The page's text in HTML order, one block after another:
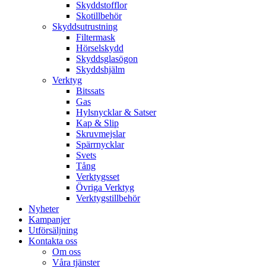
Skyddstofflor
Skotillbehör
Skyddsutrustning
Filtermask
Hörselskydd
Skyddsglasögon
Skyddshjälm
Verktyg
Bitssats
Gas
Hylsnycklar & Satser
Kap & Slip
Skruvmejslar
Spärrnycklar
Svets
Tång
Verktygsset
Övriga Verktyg
Verktygstillbehör
Nyheter
Kampanjer
Utförsäljning
Kontakta oss
Om oss
Våra tjänster